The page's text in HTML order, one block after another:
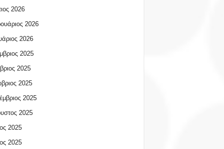
2026
2026
2026
2025
2025
2025
2025
2025
2025
2025